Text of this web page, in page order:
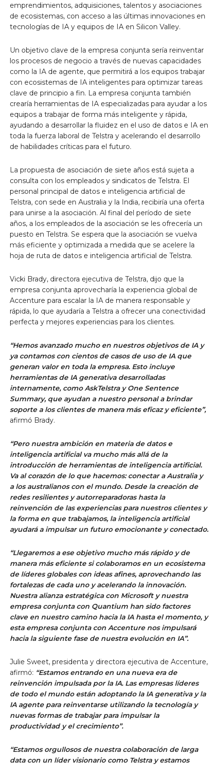
emprendimientos, adquisiciones, talentos y asociaciones
de ecosistemas, con acceso a las últimas innovaciones en
tecnologías de IA y equipos de IA en Silicon Valley.
Un objetivo clave de la empresa conjunta sería reinventar
los procesos de negocio a través de nuevas capacidades
como la IA de agente, que permitirá a los equipos trabajar
con ecosistemas de IA inteligentes para optimizar tareas
clave de principio a fin. La empresa conjunta también
crearía herramientas de IA especializadas para ayudar a los
equipos a trabajar de forma más inteligente y rápida,
ayudando a desarrollar la fluidez en el uso de datos e IA en
toda la fuerza laboral de Telstra y acelerando el desarrollo
de habilidades críticas para el futuro.
La propuesta de asociación de siete años está sujeta a
consulta con los empleados y sindicatos de Telstra. El
personal principal de datos e inteligencia artificial de
Telstra, con sede en Australia y la India, recibiría una oferta
para unirse a la asociación. Al final del período de siete
años, a los empleados de la asociación se les ofrecería un
puesto en Telstra. Se espera que la asociación se vuelva
más eficiente y optimizada a medida que se acelere la
hoja de ruta de datos e inteligencia artificial de Telstra.
Vicki Brady, directora ejecutiva de Telstra, dijo que la
empresa conjunta aprovecharía la experiencia global de
Accenture para escalar la IA de manera responsable y
rápida, lo que ayudaría a Telstra a ofrecer una conectividad
perfecta y mejores experiencias para los clientes.
“Hemos avanzado mucho en nuestros objetivos de IA y
ya contamos con cientos de casos de uso de IA que
generan valor en toda la empresa. Esto incluye
herramientas de IA generativa desarrolladas
internamente, como AskTelstra y One Sentence
Summary, que ayudan a nuestro personal a brindar
soporte a los clientes de manera más eficaz y eficiente”,
afirmó Brady.
“Pero nuestra ambición en materia de datos e
inteligencia artificial va mucho más allá de la
introducción de herramientas de inteligencia artificial.
Va al corazón de lo que hacemos: conectar a Australia y
a los australianos con el mundo. Desde la creación de
redes resilientes y autorreparadoras hasta la
reinvención de las experiencias para nuestros clientes y
la forma en que trabajamos, la inteligencia artificial
ayudará a impulsar un futuro emocionante y conectado.
“Llegaremos a ese objetivo mucho más rápido y de
manera más eficiente si colaboramos en un ecosistema
de líderes globales con ideas afines, aprovechando las
fortalezas de cada uno y acelerando la innovación.
Nuestra alianza estratégica con Microsoft y nuestra
empresa conjunta con Quantium han sido factores
clave en nuestro camino hacia la IA hasta el momento, y
esta empresa conjunta con Accenture nos impulsará
hacia la siguiente fase de nuestra evolución en IA”.
Julie Sweet, presidenta y directora ejecutiva de Accenture,
afirmó: “Estamos entrando en una nueva era de
reinvención impulsada por la IA. Las empresas líderes
de todo el mundo están adoptando la IA generativa y la
IA agente para reinventarse utilizando la tecnología y
nuevas formas de trabajar para impulsar la
productividad y el crecimiento”.
“Estamos orgullosos de nuestra colaboración de larga
data con un líder visionario como Telstra y estamos